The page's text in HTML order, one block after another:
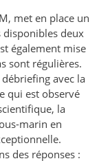
met en place un
deux
également mise
sont régulières.
avec la
qui est observé
la
marin en
des réponses :